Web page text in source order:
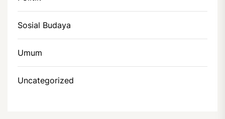
Sosial Budaya
Umum
Uncategorized